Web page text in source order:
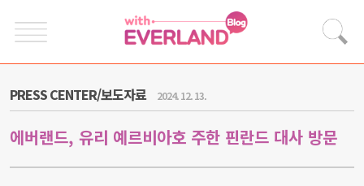
PRESS CENTER/보도자료 2024. 12. 13.
에버랜드, 유리 예르비아호 주한 핀란드 대사 방문